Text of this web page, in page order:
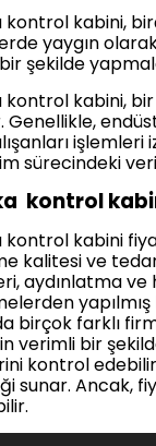
kontrol kabini,
yaygın
şekilde
kontrol kabini,
Genellikle,
sürecindeki
kontrol
kontrol kabini
kalitesi ve
aydınlatma
birçok farklı
verimli bir
kontrol
sunar. Ancak,